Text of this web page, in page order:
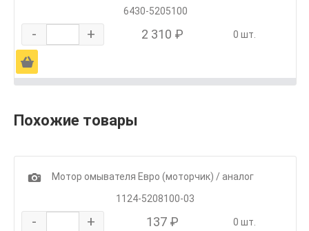
6430-5205100
- + 2 310 ₽ 0 шт.
Ä
Похожие товары
1
Мотор омывателя Евро (моторчик) / аналог
1124-5208100-03
- + 137 ₽ 0 шт.